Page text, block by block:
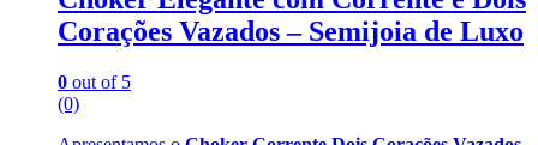
Corações Vazados – Semijoia de Luxo
0 out of 5
(0)